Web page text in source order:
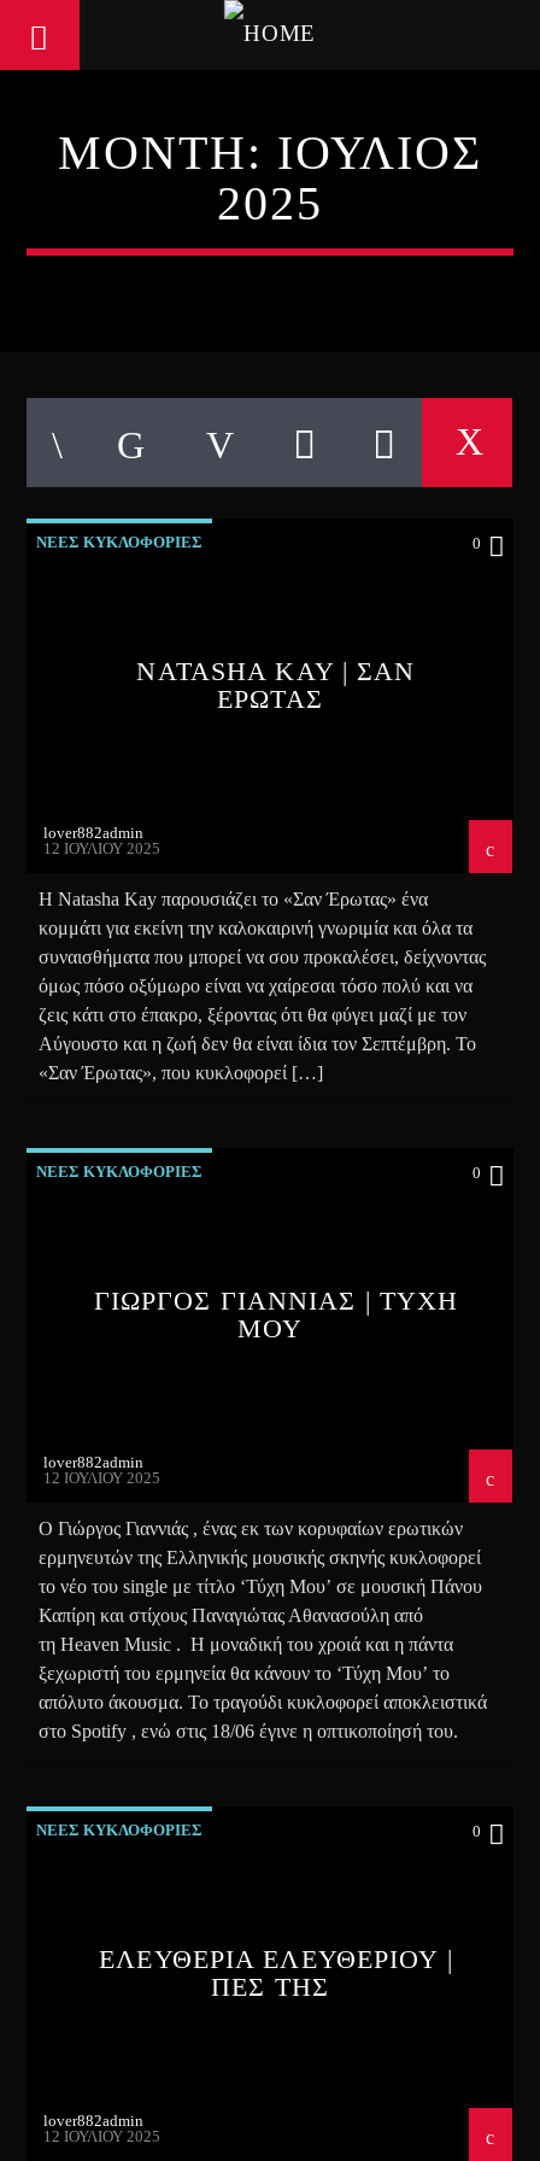
MONTH: ΙΟΎΛΙΟΣ
2025
ΝΕΕΣ ΚΥΚΛΟΦΟΡΙΕΣ 0
NATASHA KAY | ΣΑΝ
ΕΡΩΤΑΣ
lover882admin
12 ΙΟΥΛΊΟΥ 2025
H Natasha Kay παρουσιάζει το «Σαν Έρωτας» ένα
κομμάτι για εκείνη την καλοκαιρινή γνωριμία και όλα τα
συναισθήματα που μπορεί να σου προκαλέσει, δείχνοντας
όμως πόσο οξύμωρο είναι να χαίρεσαι τόσο πολύ και να
ζεις κάτι στο έπακρο, ξέροντας ότι θα φύγει μαζί με τον
Αύγουστο και η ζωή δεν θα είναι ίδια τον Σεπτέμβρη. Το
«Σαν Έρωτας», που κυκλοφορεί […]
ΝΕΕΣ ΚΥΚΛΟΦΟΡΙΕΣ 0
ΓΙΩΡΓΟΣ ΓΙΑΝΝΙΑΣ | ΤΥΧΗ
ΜΟΥ
lover882admin
12 ΙΟΥΛΊΟΥ 2025
Ο Γιώργος Γιαννιάς , ένας εκ των κορυφαίων ερωτικών
ερμηνευτών της Ελληνικής μουσικής σκηνής κυκλοφορεί
το νέο του single με τίτλο ‘Τύχη Μου’ σε μουσική Πάνου
Καπίρη και στίχους Παναγιώτας Αθανασούλη από
τη Heaven Music . Η μοναδική του χροιά και η πάντα
ξεχωριστή του ερμηνεία θα κάνουν το ‘Τύχη Μου’ το
απόλυτο άκουσμα. Το τραγούδι κυκλοφορεί αποκλειστικά
στο Spotify , ενώ στις 18/06 έγινε η οπτικοποίησή του.
ΝΕΕΣ ΚΥΚΛΟΦΟΡΙΕΣ 0
ΕΛΕΥΘΕΡΙΑ ΕΛΕΥΘΕΡΙΟΥ |
ΠΕΣ ΤΗΣ
lover882admin
12 ΙΟΥΛΊΟΥ 2025